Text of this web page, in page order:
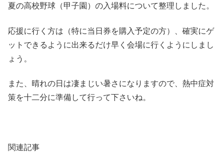
夏の高校野球（甲子園）の入場料について整理しました。
応援に行く方は（特に当日券を購入予定の方）、確実にゲ
ットできるように出来るだけ早く会場に行くようにしまし
ょう。
また、晴れの日は凄まじい暑さになりますので、熱中症対
策を十二分に準備して行って下さいね。
関連記事